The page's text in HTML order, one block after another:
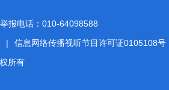
报电话：010-64098588
|
信息网络传播视听节目许可证0105108号
所有